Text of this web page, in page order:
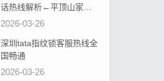
话热线解析←平顶山家居
装修，中央空调安装攻略
2026-03-26
深圳tata指纹锁客服热线全
国畅通
2026-03-26